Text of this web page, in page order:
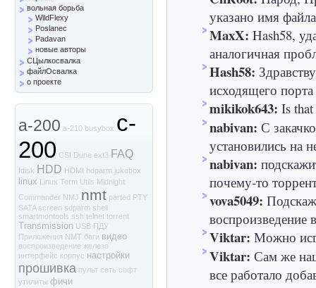
указано имя
MaxX: Hash58,
аналогичная
Hash58:
исходящего
mikikok643: Is
nabivan: С
установились на
nabivan:
почему-то
vova5049:
воспроизведение
Viktar: Можно
Viktar: Сам же
все работало
вольная борьба
WildFlexy
Poslanec
Padavan
новые авторы
СЦылкосвалка
файлОсвалка
о проекте
a-200 a-210 busybox c-
200 CSI Dune ext3 FAQ
fdisk HDD HDMI hdparm jukebox
linux Linux Term Utils Midnight
Commander NMJ nmt parted PTY
SATA screen sdparm shell
smartmontools ssh telnet torrent
Transmission USB ПДУ
Приложения NMT баги видео
воспроизведение железо
интерфейс корпус настройки
прошивка пульт сеть софт
утилиты фичи